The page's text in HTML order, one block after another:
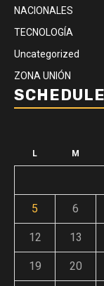
NACIONALES
TECNOLOGÍA
Uncategorized
ZONA UNIÓN
L M
5 6
12 13
19 20